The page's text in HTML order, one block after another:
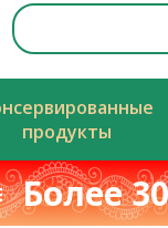
продукты
Более